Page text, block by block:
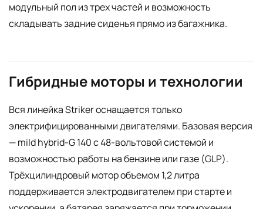
модульный пол из трех частей и возможность
складывать задние сиденья прямо из багажника.
Гибридные моторы и технологии
Вся линейка Striker оснащается только
электрифицированными двигателями. Базовая версия
— mild hybrid-G 140 с 48-вольтовой системой и
возможностью работы на бензине или газе (GLP).
Трёхцилиндровый мотор объемом 1,2 литра
поддерживается электродвигателем при старте и